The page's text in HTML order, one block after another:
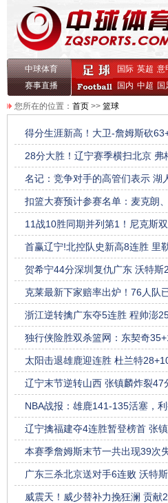
中球体育
赛事直播
国际 英超 意
国内 中超 国
您所在的位置： 首页 >> 篮球
得分生涯新高！大卫-詹姆斯砍
28分大胜！辽宁赛季横扫北京
名记：竞争对手的高管们表示 湖
扣篮大赛预计参赛名单：麦克朗
11战10胜同期并列第1！尼克斯
首赢辽宁!北控队史新高8连胜 里
贺希宁44分深圳复仇广东 沃特斯
克莱最新下家赔率出炉！76人队
浙江逆转擒广东夺5连胜 程帅澎
独行侠险胜双杀篮网：东契奇
太阳击退雄鹿迎连胜 杜兰特
辽宁末节逆转山西 张镇麟炸裂47
NBA战报：雄鹿141-135活塞，
辽宁擒福建夺4连胜暂登榜首 张
本赛季詹姆斯末节一共出现39次
广东三杀北京送对手6连败 沃特
威震天！威少替补力挽狂澜 贡